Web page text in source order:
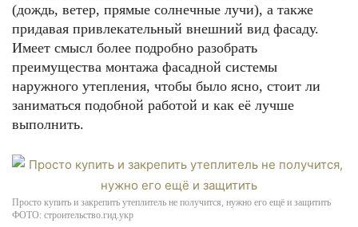
(дождь, ветер, прямые солнечные лучи), а также
придавая привлекательный внешний вид фасаду.
Имеет смысл более подробно разобрать
преимущества монтажа фасадной системы
наружного утепления, чтобы было ясно, стоит ли
заниматься подобной работой и как её лучше
выполнить.
Просто купить и закрепить утеплитель не получится, нужно его ещё и защитить
ФОТО: строительство.гид.укр